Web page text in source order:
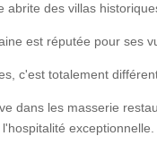
abrite des villas
est réputée pour ses
c'est totalement
dans les masserie
exceptionnelle.